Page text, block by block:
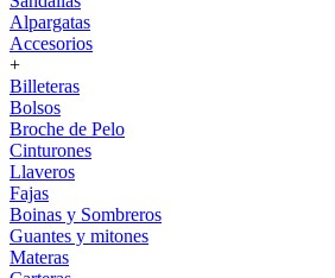
Alpargatas
Accesorios
+
Billeteras
Bolsos
Broche de Pelo
Cinturones
Llaveros
Fajas
Boinas y Sombreros
Guantes y mitones
Materas